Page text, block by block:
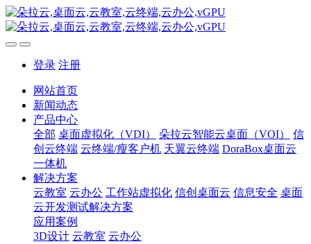
登录 注册
网站首页
新闻动态
产品中心
全部 桌面虚拟化（VDI） 朵拉云智能云桌面（VOI）
信
创云终端 云终端/瘦客户机 天翼云终端 DoraBox桌面云
一体机
解决方案
云教室 云办公 工作站虚拟化 信创桌面云 信息安全 桌面
云开发测试解决方案
应用案例
3D设计 云教室 云办公